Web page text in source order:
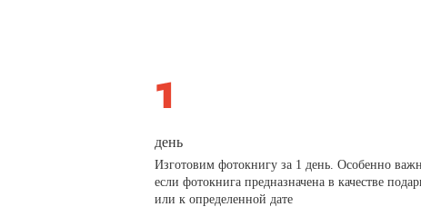
день
Изготовим фотокнигу за 1 день. Особенно
если фотокнига предназначена в качестве
или к определенной дате